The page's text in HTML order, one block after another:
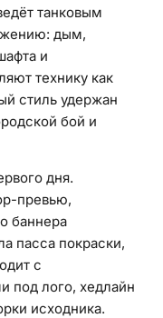
танковым
дым,
и
технику как
стиль удержан
бой и
дня.
превью,
баннера
пасса покраски,
с
под лого, хедлайн
исходника.